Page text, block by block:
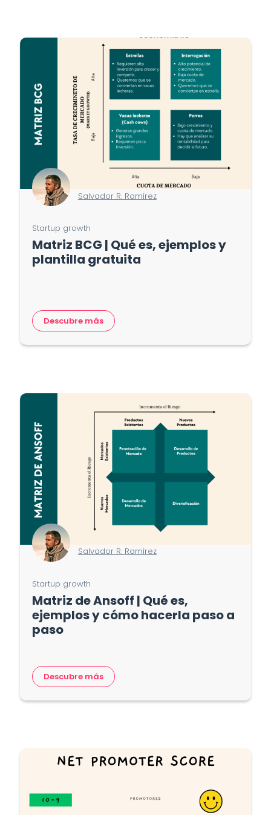
Salvador R. Ramírez
Startup growth
Matriz BCG | Qué es, ejemplos y
plantilla gratuita
Descubre más
Salvador R. Ramírez
Startup growth
Matriz de Ansoff | Qué es,
ejemplos y cómo hacerla paso a
paso
Descubre más